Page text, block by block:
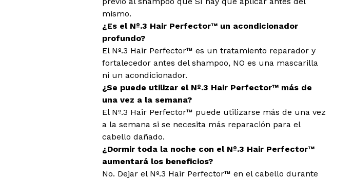
mismo.
¿Es el Nº.3 Hair Perfector™ un acondicionador
profundo?
El Nº.3 Hair Perfector™ es un tratamiento reparador y
fortalecedor antes del shampoo, NO es una mascarilla
ni un acondicionador.
¿Se puede utilizar el Nº.3 Hair Perfector™ más de
una vez a la semana?
El Nº.3 Hair Perfector™ puede utilizarse más de una vez
a la semana si se necesita más reparación para el
cabello dañado.
¿Dormir toda la noche con el Nº.3 Hair Perfector™
aumentará los beneficios?
No. Dejar el Nº.3 Hair Perfector™ en el cabello durante